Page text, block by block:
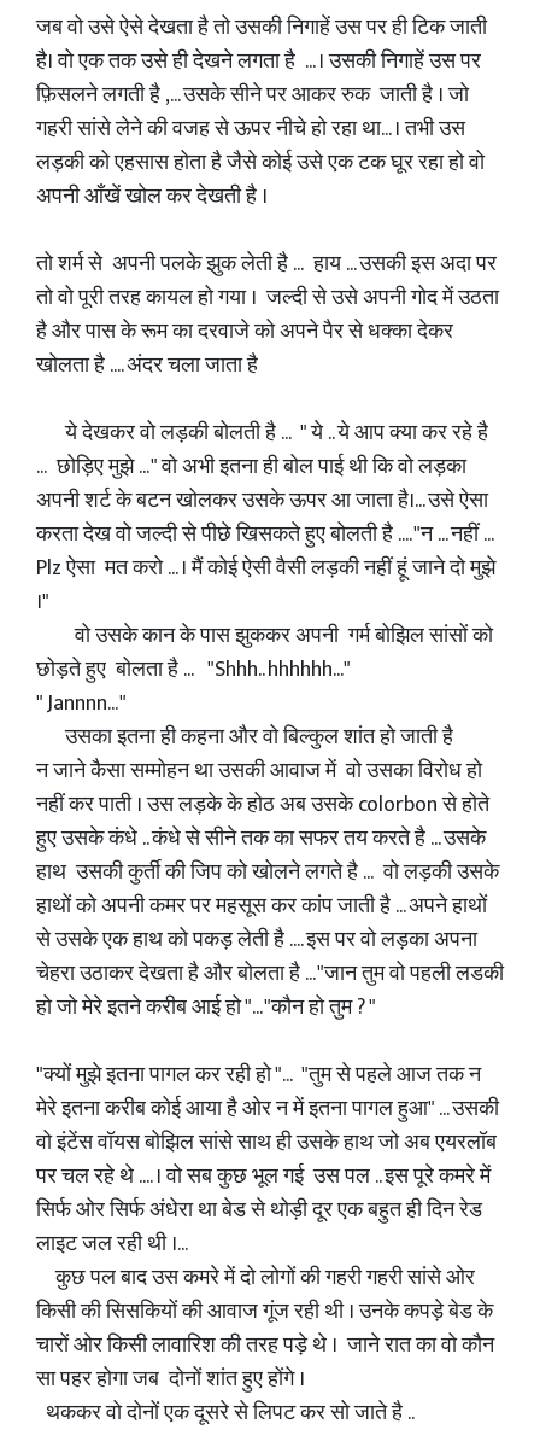
जब वो उसे ऐसे देखता है तो उसकी निगाहें उस पर ही टिक जाती
है। वो एक तक उसे ही देखने लगता है ... । उसकी निगाहें उस पर
फ़िसलने लगती है ,... उसके सीने पर आकर रुक जाती है । जो
गहरी सांसे लेने की वजह से ऊपर नीचे हो रहा था... । तभी उस
लड़की को एहसास होता है जैसे कोई उसे एक टक घूर रहा हो वो
अपनी आँखें खोल कर देखती है ।
तो शर्म से अपनी पलके झुक लेती है ... हाय ... उसकी इस अदा पर
तो वो पूरी तरह कायल हो गया । जल्दी से उसे अपनी गोद में उठता
है और पास के रूम का दरवाजे को अपने पैर से धक्का देकर
खोलता है .... अंदर चला जाता है
ये देखकर वो लड़की बोलती है ... " ये .. ये आप क्या कर रहे है
... छोड़िए मुझे ... " वो अभी इतना ही बोल पाई थी कि वो लड़का
अपनी शर्ट के बटन खोलकर उसके ऊपर आ जाता है।... उसे ऐसा
करता देख वो जल्दी से पीछे खिसकते हुए बोलती है .... "न ... नहीं ...
Plz ऐसा मत करो ... । मैं कोई ऐसी वैसी लड़की नहीं हूं जाने दो मुझे
।"
वो उसके कान के पास झुककर अपनी गर्म बोझिल सांसों को
छोड़ते हुए बोलता है ... "Shhh.. hhhhhh..."
" Jannnn... "
उसका इतना ही कहना और वो बिल्कुल शांत हो जाती है
न जाने कैसा सम्मोहन था उसकी आवाज में वो उसका विरोध हो
नहीं कर पाती । उस लड़के के होठ अब उसके colorbon से होते
हुए उसके कंधे .. कंधे से सीने तक का सफर तय करते है ... उसके
हाथ उसकी कुर्ती की जिप को खोलने लगते है ... वो लड़की उसके
हाथों को अपनी कमर पर महसूस कर कांप जाती है ... अपने हाथों
से उसके एक हाथ को पकड़ लेती है .... इस पर वो लड़का अपना
चेहरा उठाकर देखता है और बोलता है ... "जान तुम वो पहली लडकी
हो जो मेरे इतने करीब आई हो "... "कौन हो तुम ? "
"क्यों मुझे इतना पागल कर रही हो "... "तुम से पहले आज तक न
मेरे इतना करीब कोई आया है ओर न में इतना पागल हुआ" ... उसकी
वो इंटेंस वॉयस बोझिल सांसे साथ ही उसके हाथ जो अब एयरलॉब
पर चल रहे थे .... । वो सब कुछ भूल गई उस पल .. इस पूरे कमरे में
सिर्फ ओर सिर्फ अंधेरा था बेड से थोड़ी दूर एक बहुत ही दिन रेड
लाइट जल रही थी ।...
कुछ पल बाद उस कमरे में दो लोगों की गहरी गहरी सांसे ओर
किसी की सिसकियों की आवाज गूंज रही थी । उनके कपड़े बेड के
चारों ओर किसी लावारिश की तरह पड़े थे । जाने रात का वो कौन
सा पहर होगा जब दोनों शांत हुए होंगे ।
थककर वो दोनों एक दूसरे से लिपट कर सो जाते है ..